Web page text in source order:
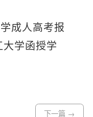
成人高考报
大学函授学
下一篇 →